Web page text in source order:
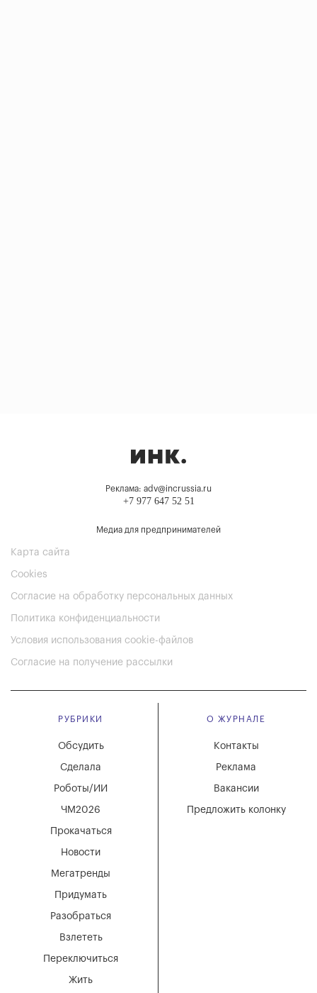
Реклама: adv@incrussia.ru
+7 977 647 52 51
Медиа для предпринимателей
Карта сайта
Cookies
Согласие на обработку персональных данных
Политика конфиденциальности
Условия использования cookie-файлов
Согласие на получение рассылки
РУБРИКИ
Мегатренды
Придумать
Разобраться
Взлететь
Новости
Переключиться
Жить
Обсудить
Сделала
Роботы/ИИ
ЧМ2026
Прокачаться
О ЖУРНАЛЕ
Вакансии
Реклама
Контакты
Предложить колонку